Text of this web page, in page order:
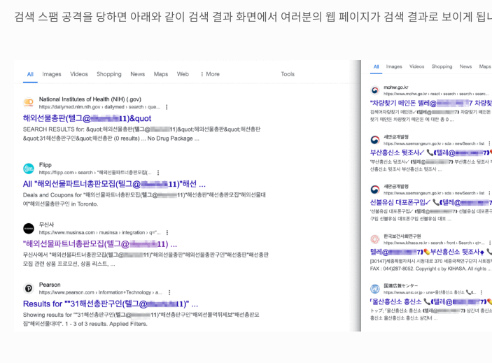
검색 스팸 공격을 당하면 아래와 같이 검색 결과 화면에서 여러분의 웹 페이지가 검색 결과로 보이게 됩